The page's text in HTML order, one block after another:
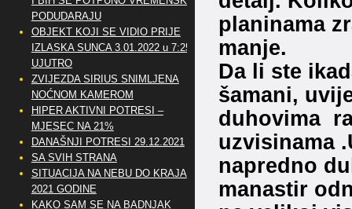
planinama
manje.
Da li ste
šamani,
duhovima
uzvisinama
napredno
manastir
PODUDARAJU
OBJEKT KOJI SE VIDIO PRIJE
IZLASKA SUNCA 3.01.2022 u 7:25
UJUTRO
ZVIJEZDA SIRIUS SNIMLJENA
NOĆNOM KAMEROM
HIPER AKTIVNI POTRESI –
MJESEC NA 21%
DANAŠNJI POTRESI 29.12.2021
SA SVIH STRANA
SITUACIJA NA NEBU DO KRAJA
2021 GODINE
KAKO SAM SE NA BADNJAK